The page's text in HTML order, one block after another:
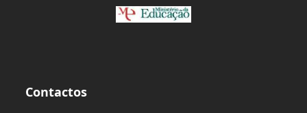
Contactos